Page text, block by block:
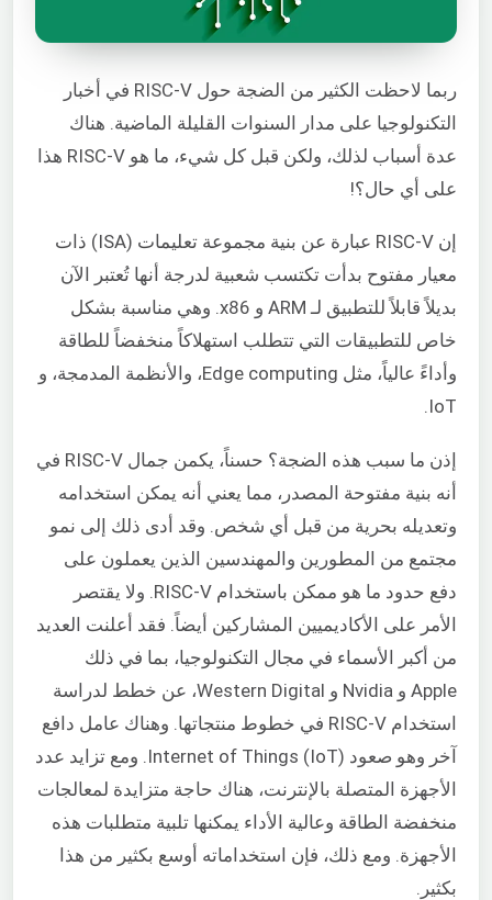
ربما لاحظت الكثير من الضجة حول RISC-V في أخبار
التكنولوجيا على مدار السنوات القليلة الماضية. هناك
عدة أسباب لذلك، ولكن قبل كل شيء، ما هو RISC-V هذا
على أي حال؟!
إن RISC-V عبارة عن بنية مجموعة تعليمات (ISA) ذات
معيار مفتوح بدأت تكتسب شعبية لدرجة أنها تُعتبر الآن
بديلاً قابلاً للتطبيق لـ ARM و x86. وهي مناسبة بشكل
خاص للتطبيقات التي تتطلب استهلاكاً منخفضاً للطاقة
وأداءً عالياً، مثل Edge computing، والأنظمة المدمجة، و
IoT.
إذن ما سبب هذه الضجة؟ حسناً، يكمن جمال RISC-V في
أنه بنية مفتوحة المصدر، مما يعني أنه يمكن استخدامه
وتعديله بحرية من قبل أي شخص. وقد أدى ذلك إلى نمو
مجتمع من المطورين والمهندسين الذين يعملون على
دفع حدود ما هو ممكن باستخدام RISC-V. ولا يقتصر
الأمر على الأكاديميين المشاركين أيضاً. فقد أعلنت العديد
من أكبر الأسماء في مجال التكنولوجيا، بما في ذلك
Apple و Nvidia و Western Digital، عن خطط لدراسة
استخدام RISC-V في خطوط منتجاتها. وهناك عامل دافع
آخر وهو صعود Internet of Things (IoT). ومع تزايد عدد
الأجهزة المتصلة بالإنترنت، هناك حاجة متزايدة لمعالجات
منخفضة الطاقة وعالية الأداء يمكنها تلبية متطلبات هذه
الأجهزة. ومع ذلك، فإن استخداماته أوسع بكثير من هذا
بكثير.